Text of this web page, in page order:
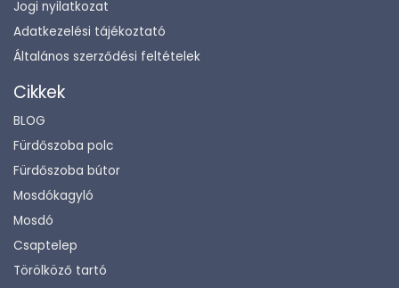
Jogi nyilatkozat
Adatkezelési tájékoztató
Általános szerződési feltételek
Cikkek
BLOG
Fürdőszoba polc
Fürdőszoba bútor
Mosdókagyló
Mosdó
Csaptelep
Törölköző tartó